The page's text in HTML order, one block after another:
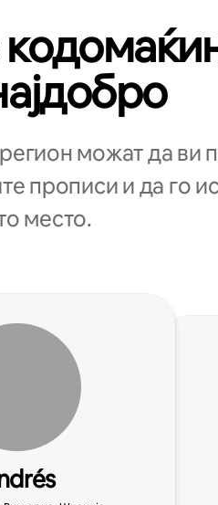
можат да ви
прописи и да го
место.